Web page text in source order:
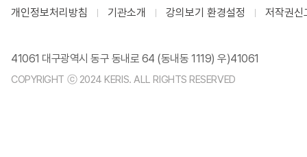
개인정보처리방침 기관소개 강의보기 환경설정 저작권신
41061 대구광역시 동구 동내로 64 (동내동 1119) 우)41061
COPYRIGHT ⓒ 2024 KERIS. ALL RIGHTS RESERVED